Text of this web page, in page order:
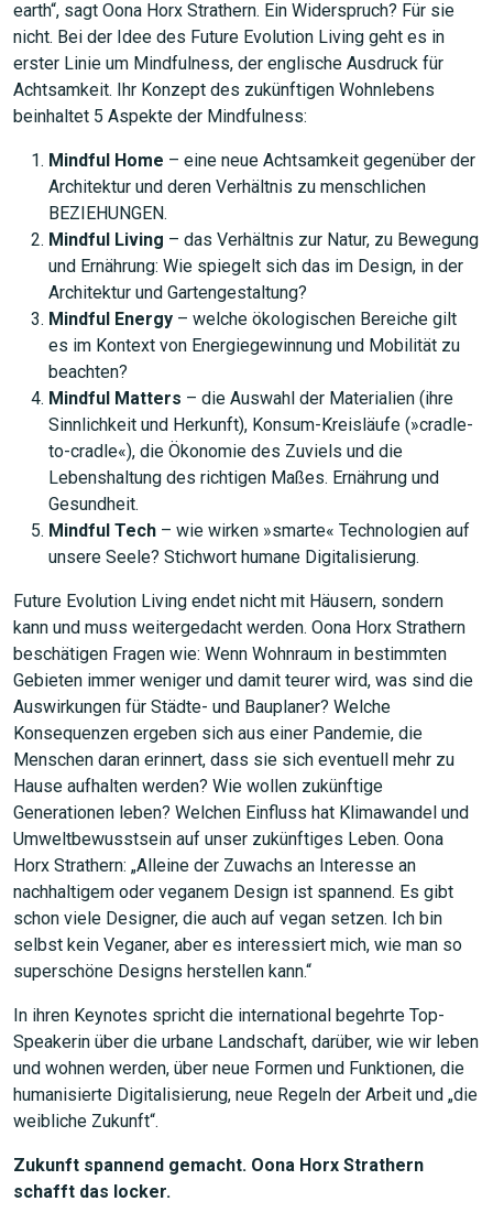
earth“, sagt Oona Horx Strathern. Ein Widerspruch? Für sie
nicht. Bei der Idee des Future Evolution Living geht es in
erster Linie um Mindfulness, der englische Ausdruck für
Achtsamkeit. Ihr Konzept des zukünftigen Wohnlebens
beinhaltet 5 Aspekte der Mindfulness:
Mindful Home – eine neue Achtsamkeit gegenüber der
Architektur und deren Verhältnis zu menschlichen
BEZIEHUNGEN.
Mindful Living – das Verhältnis zur Natur, zu Bewegung
und Ernährung: Wie spiegelt sich das im Design, in der
Architektur und Gartengestaltung?
Mindful Energy – welche ökologischen Bereiche gilt
es im Kontext von Energiegewinnung und Mobilität zu
beachten?
Mindful Matters – die Auswahl der Materialien (ihre
Sinnlichkeit und Herkunft), Konsum-Kreisläufe (»cradle-
to-cradle«), die Ökonomie des Zuviels und die
Lebenshaltung des richtigen Maßes. Ernährung und
Gesundheit.
Mindful Tech – wie wirken »smarte« Technologien auf
unsere Seele? Stichwort humane Digitalisierung.
Future Evolution Living endet nicht mit Häusern, sondern
kann und muss weitergedacht werden. Oona Horx Strathern
beschätigen Fragen wie: Wenn Wohnraum in bestimmten
Gebieten immer weniger und damit teurer wird, was sind die
Auswirkungen für Städte- und Bauplaner? Welche
Konsequenzen ergeben sich aus einer Pandemie, die
Menschen daran erinnert, dass sie sich eventuell mehr zu
Hause aufhalten werden? Wie wollen zukünftige
Generationen leben? Welchen Einfluss hat Klimawandel und
Umweltbewusstsein auf unser zukünftiges Leben. Oona
Horx Strathern: „Alleine der Zuwachs an Interesse an
nachhaltigem oder veganem Design ist spannend. Es gibt
schon viele Designer, die auch auf vegan setzen. Ich bin
selbst kein Veganer, aber es interessiert mich, wie man so
superschöne Designs herstellen kann.“
In ihren Keynotes spricht die international begehrte Top-
Speakerin über die urbane Landschaft, darüber, wie wir leben
und wohnen werden, über neue Formen und Funktionen, die
humanisierte Digitalisierung, neue Regeln der Arbeit und „die
weibliche Zukunft“.
Zukunft spannend gemacht. Oona Horx Strathern
schafft das locker.
JETZT SUCHEN